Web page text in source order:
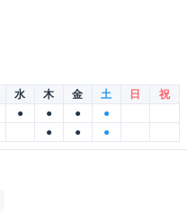
水 木 金 土 日
祝
● ● ●
●
● ● ●